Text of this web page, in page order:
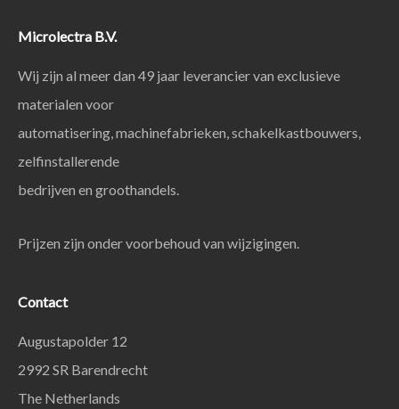
Microlectra B.V.
Wij zijn al meer dan 49 jaar leverancier van exclusieve
materialen voor
automatisering, machinefabrieken, schakelkastbouwers,
zelfinstallerende
bedrijven en groothandels.
Prijzen zijn onder voorbehoud van wijzigingen.
Contact
Augustapolder 12
2992 SR Barendrecht
The Netherlands